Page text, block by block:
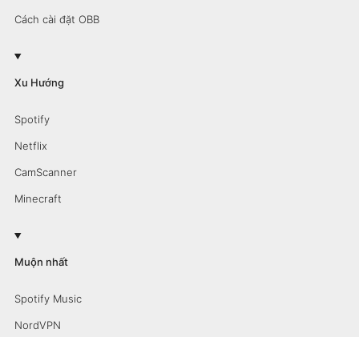
Cách cài đặt OBB
Xu Hướng
Spotify
Netflix
CamScanner
Minecraft
Muộn nhất
Spotify Music
NordVPN